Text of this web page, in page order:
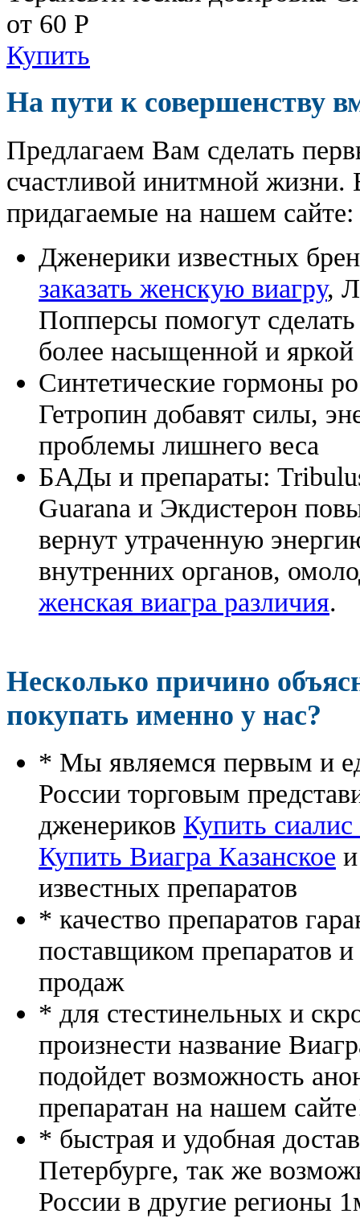
от 60 Р
Купить
На пути к совершенству
Предлагаем Вам сделать
счастливой инитмной жизни.
придагаемые на нашем сайте:
Дженерики известных
заказать женскую виагру,
Попперсы помогут
более насыщенной и яркой
Синтетические гормоны
Гетропин добавят силы,
проблемы лишнего веса
БАДы и препараты:
Guarana и Экдистерон
вернут утраченную
внутренних органов,
женская виагра различия.
Несколько причино
покупать именно у нас?
* Мы являемся первым и
России торговым
дженериков Купить
Купить Виагра Казанское
известных препаратов
* качество препаратов
поставщиком препаратов
продаж
* для стестинельных и
произнести название
подойдет возможность
препаратан на нашем
* быстрая и удобная
Петербурге, так же
России в другие регионы